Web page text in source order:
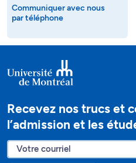
Communiquer avec nous
par téléphone
Recevez nos trucs et
l’admission et les